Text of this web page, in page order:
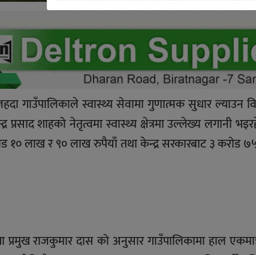
गाउँपालिकाले स्वास्थ्य सेवामा गुणात्मक सुधार ल्याउन
प्रसाद शाहको नेतृत्वमा स्वास्थ्य क्षेत्रमा उल्लेख्य लगानी
१० लाख र ९० लाख रुपैयाँ तथा केन्द्र सरकारबाट ३ करोड
प्रमुख राजकुमार दास को अनुसार गाउँपालिकामा हाल